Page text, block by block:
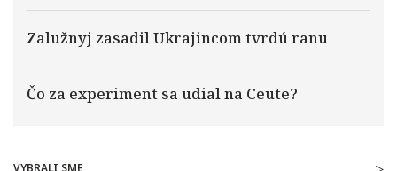
Zalužnyj zasadil Ukrajincom tvrdú ranu
Čo za experiment sa udial na Ceute?